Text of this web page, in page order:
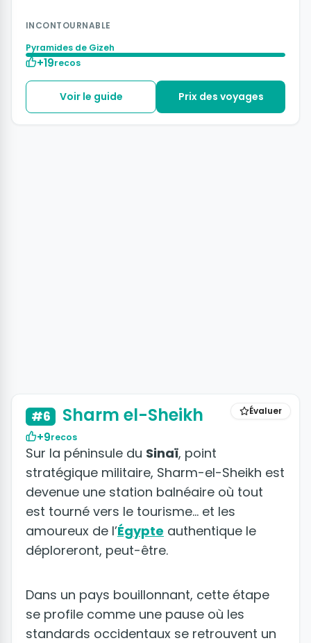
INCONTOURNABLE
Pyramides de Gizeh
+19recos
Voir le guide Prix des voyages
Évaluer
#6 Sharm el-Sheikh
+9recos
Sur la péninsule du Sinaï, point
stratégique militaire, Sharm-el-Sheikh est
devenue une station balnéaire où tout
est tourné vers le tourisme... et les
amoureux de l’Égypte authentique le
déploreront, peut-être.
Dans un pays bouillonnant, cette étape
se profile comme une pause où les
standards occidentaux se retrouvent un